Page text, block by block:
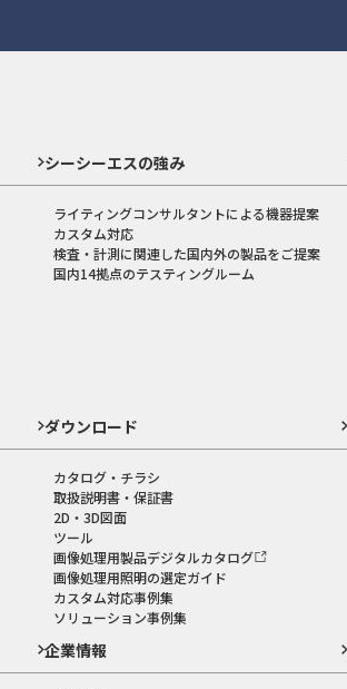
シーシーエスの強み
ライティングコンサルタントによる機器提案
カスタム対応
検査・計測に関連した国内外の製品をご提案
国内14拠点のテスティングルーム
ダウンロード
カタログ・チラシ
取扱説明書・保証書
2D・3D図面
ツール
画像処理用製品デジタルカタログ
画像処理用照明の選定ガイド
カスタム対応事例集
ソリューション事例集
企業情報